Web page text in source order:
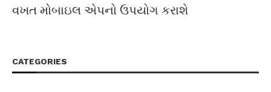
વખત મોબાઇલ એપનો ઉપયોગ કરાશે
CATEGORIES